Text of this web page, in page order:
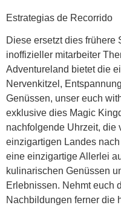
Estrategias de Recorrido
Diese ersetzt dies frühere
inoffizieller mitarbeiter
Adventureland bietet die
Nervenkitzel,
Genüssen, unser euch
exklusive dies Magic
nachfolgende Uhrzeit, die
einzigartigen Landes
eine einzigartige Allerlei
kulinarischen Genüssen
Erlebnissen. Nehmt euch
Nachbildungen ferner die